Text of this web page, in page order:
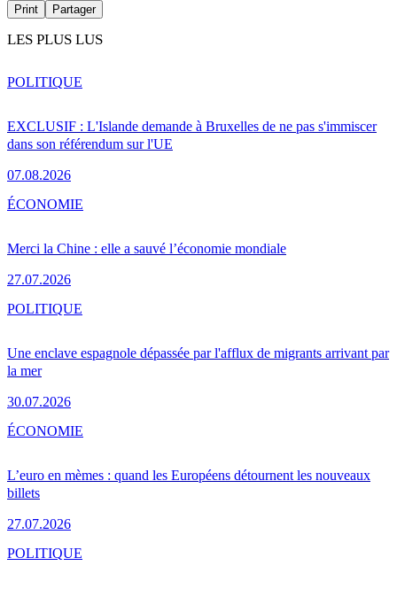
Print Partager
LES PLUS LUS
EXCLUSIF : L'Islande demande à Bruxelles de ne pas s'immiscer
dans son référendum sur l'UE
07.08.2026
POLITIQUE
Merci la Chine : elle a sauvé l’économie mondiale
27.07.2026
ÉCONOMIE
Une enclave espagnole dépassée par l'afflux de migrants arrivant par
la mer
30.07.2026
POLITIQUE
L’euro en mèmes : quand les Européens détournent les nouveaux
billets
27.07.2026
ÉCONOMIE
POLITIQUE